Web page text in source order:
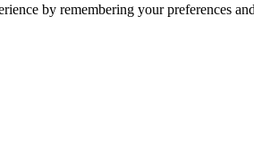
by remembering your preferences